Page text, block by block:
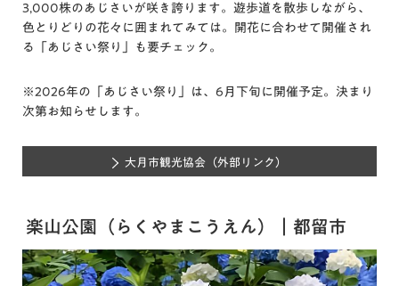
3,000株のあじさいが咲き誇ります。遊歩道を散歩しながら、
色とりどりの花々に囲まれてみては。開花に合わせて開催され
る「あじさい祭り」も要チェック。
※2026年の「あじさい祭り」は、6月下旬に開催予定。決まり
次第お知らせします。
大月市観光協会 （外部リンク）
楽山公園（らくやまこうえん）｜都留市